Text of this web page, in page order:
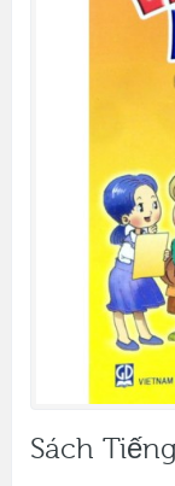
Sách